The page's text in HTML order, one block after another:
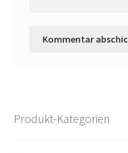
Produkt-Kategorien